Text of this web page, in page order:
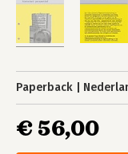
Paperback
€ 56,00